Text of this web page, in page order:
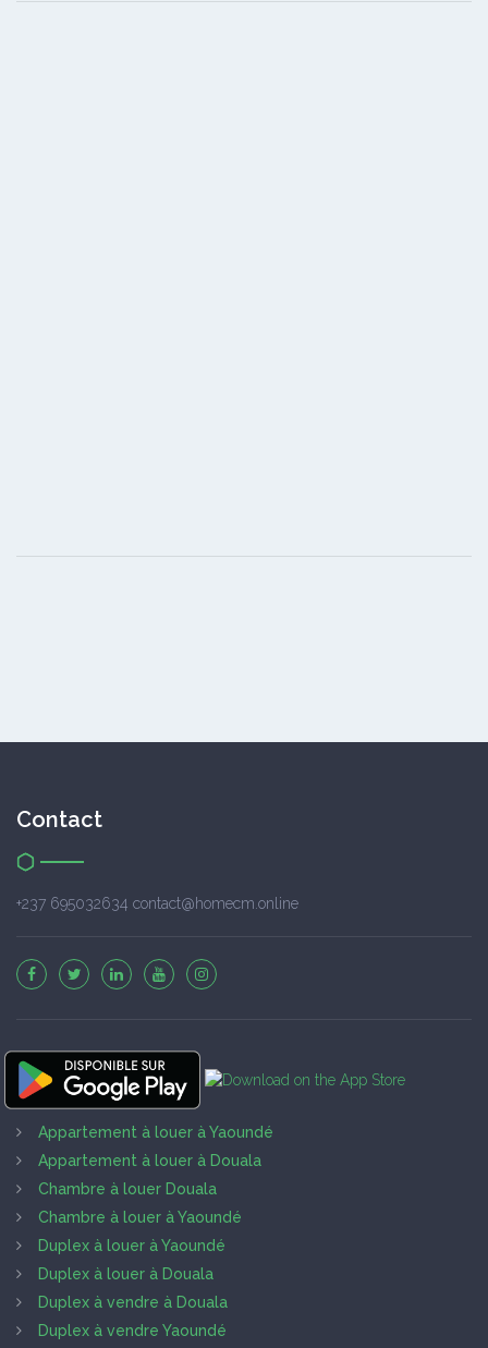
Contact
+237 695032634 contact@homecm.online
Appartement à louer à Yaoundé
Appartement à louer à Douala
Chambre à louer Douala
Chambre à louer à Yaoundé
Duplex à louer à Yaoundé
Duplex à louer à Douala
Duplex à vendre à Douala
Duplex à vendre Yaoundé